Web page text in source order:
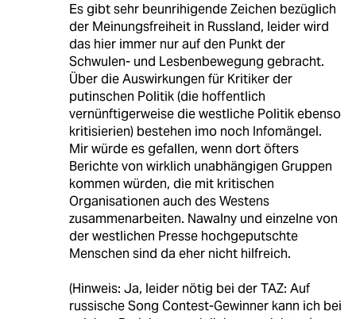
Es gibt sehr beunrihigende Zeichen bezüglich
der Meinungsfreiheit in Russland, leider wird
das hier immer nur auf den Punkt der
Schwulen- und Lesbenbewegung gebracht.
Über die Auswirkungen für Kritiker der
putinschen Politik (die hoffentlich
vernünftigerweise die westliche Politik ebenso
kritisierien) bestehen imo noch Infomängel.
Mir würde es gefallen, wenn dort öfters
Berichte von wirklich unabhängigen Gruppen
kommen würden, die mit kritischen
Organisationen auch des Westens
zusammenarbeiten. Nawalny und einzelne von
der westlichen Presse hochgeputschte
Menschen sind da eher nicht hilfreich.
(Hinweis: Ja, leider nötig bei der TAZ: Auf
russische Song Contest-Gewinner kann ich bei